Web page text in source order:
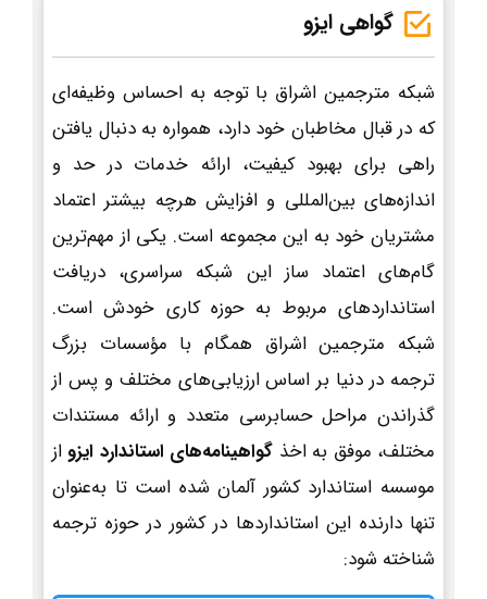
گواهی ایزو
شبکه مترجمین اشراق با توجه به احساس وظیفه‌ای
که در قبال مخاطبان خود دارد، همواره به دنبال یافتن
راهی برای بهبود کیفیت، ارائه خدمات در حد و
اندازه‌های بین‌المللی و افزایش هرچه بیشتر اعتماد
مشتریان خود به این مجموعه است. یکی از مهم‌ترین
گام‌های اعتماد ساز این شبکه سراسری، دریافت
استانداردهای مربوط به حوزه کاری خودش است.
شبکه مترجمین اشراق همگام با مؤسسات بزرگ
ترجمه در دنیا بر اساس ارزیابی‌های مختلف و پس از
گذراندن مراحل حسابرسی متعدد و ارائه مستندات
مختلف، موفق به اخذ گواهینامه‌های استاندارد ایزو از
موسسه استاندارد کشور آلمان شده است تا به‌عنوان
تنها دارنده این استانداردها در کشور در حوزه ترجمه
شناخته شود: